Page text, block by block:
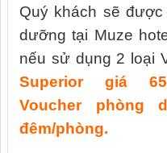
Quý khách sẽ
dưỡng tại Muze
nếu sử dụng 2 loại
Superior giá
Voucher phòng
đêm/phòng.